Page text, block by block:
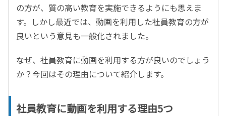
の方が、質の高い教育を実施できるようにも思えま
す。しかし最近では、動画を利用した社員教育の方が
良いという意見も一般化されました。
なぜ、社員教育に動画を利用する方が良いのでしょう
か？今回はその理由について紹介します。
社員教育に動画を利用する理由5つ